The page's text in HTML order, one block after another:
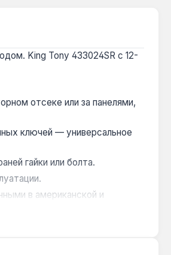
King Tony 433024SR с 12-
отсеке или за панелями,
ключей — универсальное
гайки или болта.
в американской и